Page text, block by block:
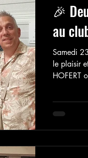
🎉
au
Samedi
le plaisir
HOFERT
notre